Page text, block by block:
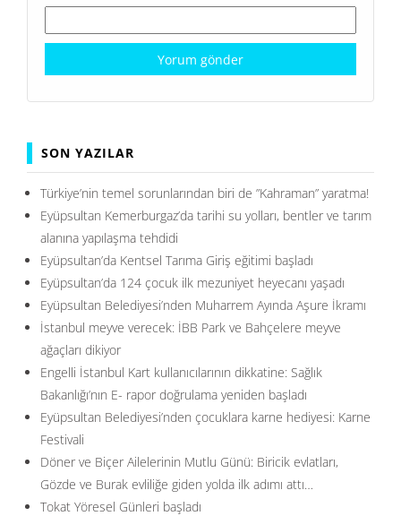
SON YAZILAR
Türkiye’nin temel sorunlarından biri de ”Kahraman” yaratma!
Eyüpsultan Kemerburgaz’da tarihi su yolları, bentler ve tarım
alanına yapılaşma tehdidi
Eyüpsultan’da Kentsel Tarıma Giriş eğitimi başladı
Eyüpsultan’da 124 çocuk ilk mezuniyet heyecanı yaşadı
Eyüpsultan Belediyesi’nden Muharrem Ayında Aşure İkramı
İstanbul meyve verecek: İBB Park ve Bahçelere meyve
ağaçları dikiyor
Engelli İstanbul Kart kullanıcılarının dikkatine: Sağlık
Bakanlığı’nın E- rapor doğrulama yeniden başladı
Eyüpsultan Belediyesi’nden çocuklara karne hediyesi: Karne
Festivali
Döner ve Biçer Ailelerinin Mutlu Günü: Biricik evlatları,
Gözde ve Burak evliliğe giden yolda ilk adımı attı…
Tokat Yöresel Günleri başladı